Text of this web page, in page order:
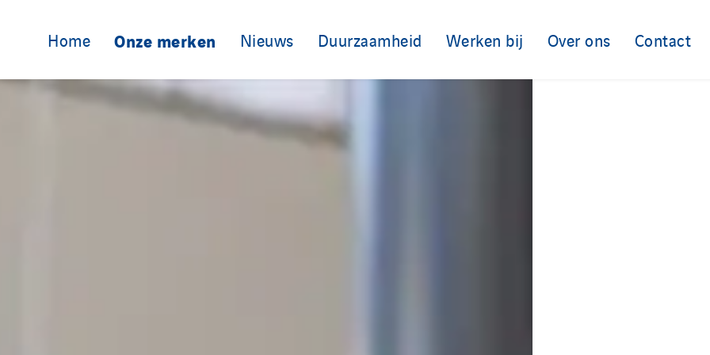
Home Onze merken Nieuws Duurzaamheid Werken bij Over ons Contact